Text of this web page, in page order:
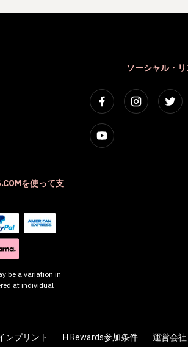
ソーシャル・リ
を使って支
be a variation in
at individual
ンプリント H Rewards参加条件 運営会社